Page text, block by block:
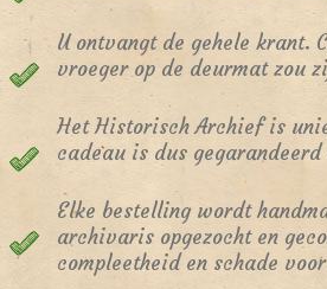
U ontvangt de gehele krant.
vroeger op de deurmat zou
Het Historisch Archief is
cadeau is dus
Elke bestelling wordt
archivaris opgezocht en
compleetheid en schade